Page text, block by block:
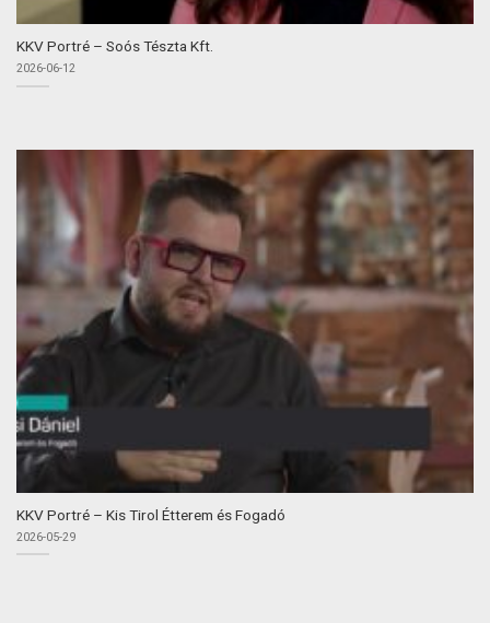
KKV Portré – Soós Tészta Kft.
2026-06-12
KKV Portré – Kis Tirol Étterem és Fogadó
2026-05-29